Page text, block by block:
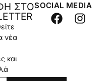
ΣΤΟ
νέα
και
SOCIAL MEDIA